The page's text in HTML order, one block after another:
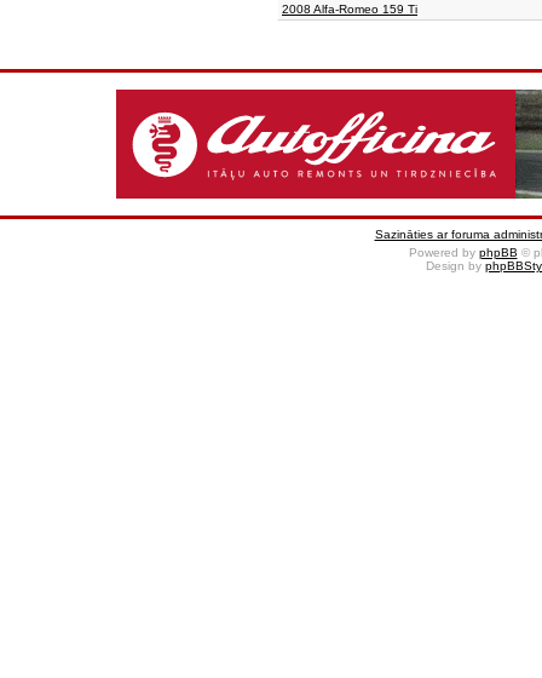
2008 Alfa-Romeo 159 Ti
Sazināties ar foruma
Powered by phpBB ©
Design by